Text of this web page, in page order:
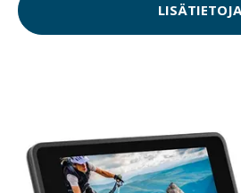
LISÄTIETOJA